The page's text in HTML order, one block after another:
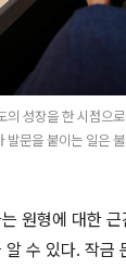
성장을 한 시점으
발문을 붙이는 일은
원형에 대한
수 있다. 작금